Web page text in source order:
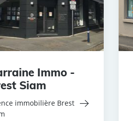
Immo -
Siam
immobilière Brest